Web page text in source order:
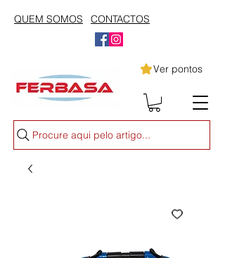
QUEM SOMOS CONTACTOS
Ver pontos
Procure aqui pelo artigo...